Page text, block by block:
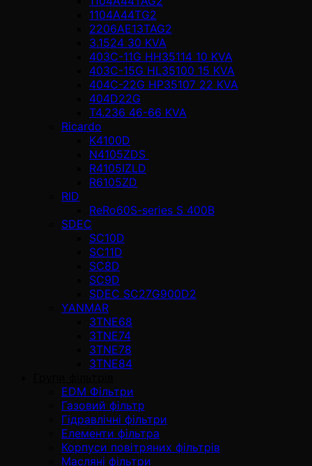
1104A44TG2
2206AE13TAG2
3.1524 30 KVA
403C-11G HH35114 10 KVA
403C-15G HL35100 15 KVA
404C-22G HP35107 22 KVA
404D22G
T4.236 46-66 KVA
Ricardo
K4100D
N4105ZDS
R4105IZLD
R6105ZD
RID
ReRo60S-series S 400В
SDEC
SC10D
SC11D
SC8D
SC9D
SDEC SC27G900D2
YANMAR
3TNE68
3TNE74
3TNE78
3TNE84
EDM Фільтри
Газовий фільтр
Гідравлічні фільтри
Елементи фільтра
Корпуси повітряних фільтрів
Масляні фільтри